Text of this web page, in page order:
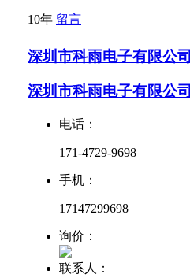
10年 留言
深圳市科雨电子有限公司
深圳市科雨电子有限公司
电话：
171-4729-9698
手机：
17147299698
询价：
联系人：